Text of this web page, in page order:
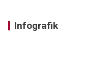
Infografik